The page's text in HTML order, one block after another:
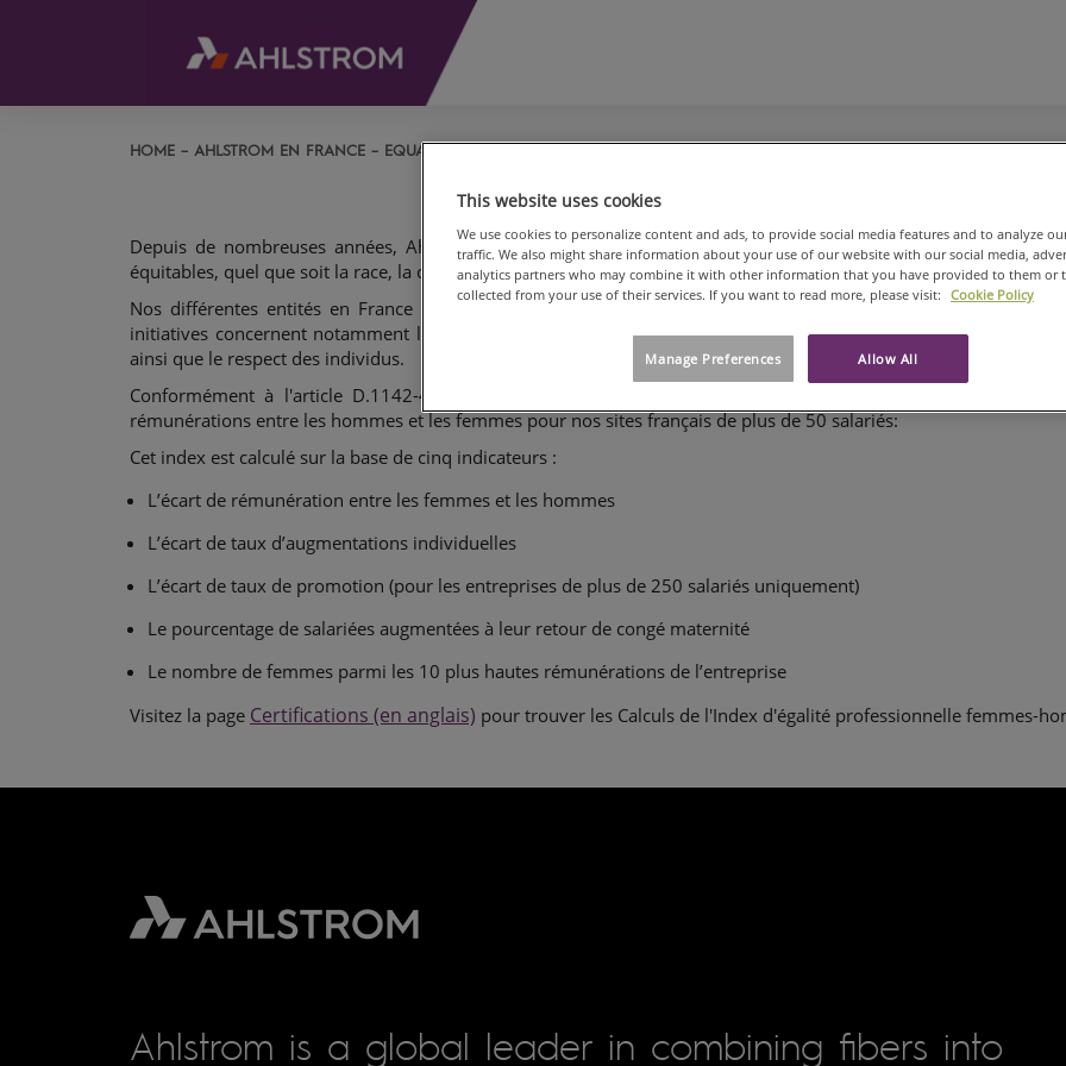
HOME AHLSTROM EN FRANCE EQUALITY INDEX FRANCE
Equality index France
Depuis de nombreuses années, Ahlstrom s'engage à promouvoir unecommunité diverse (page en
équitables, quel que soit la race, la couleur, l'âge, la religion, le sexe, l'orientation sexuelle, l'identité de genre,
Nos différentes entités en France mettent en œuvre des programmes locaux visant à améliorer la non-
initiatives concernent notamment le recrutement, la mixité des équipes, le développement professionnel,
ainsi que le respect des individus.
Conformément à l'article D.1142-4 du code du travail, nous publions ici les résultats obtenus en 2023
rémunérations entre les hommes et les femmes pour nos sites français de plus de 50 salariés:
Cet index est calculé sur la base de cinq indicateurs :
L’écart de rémunération entre les femmes et les hommes
L’écart de taux d’augmentations individuelles
L’écart de taux de promotion (pour les entreprises de plus de 250 salariés uniquement)
Le pourcentage de salariées augmentées à leur retour de congé maternité
Le nombre de femmes parmi les 10 plus hautes rémunérations de l’entreprise
Visitez la page Certifications (en anglais) pour trouver les Calculs de l'Index d'égalité professionnelle femmes-
Ahlstrom is a global leader in combining fibers into
This website uses cookies
We use cookies to personalize content and ads, to provide social media features and to analyze
traffic. We also might share information about your use of our website with our social media,
analytics partners who may combine it with other information that you have provided to them or
collected from your use of their services. If you want to read more, please visit: Cookie Policy
Allow All
Manage Preferences